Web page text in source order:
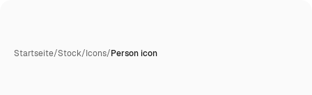
Startseite/Stock/Icons/Person icon